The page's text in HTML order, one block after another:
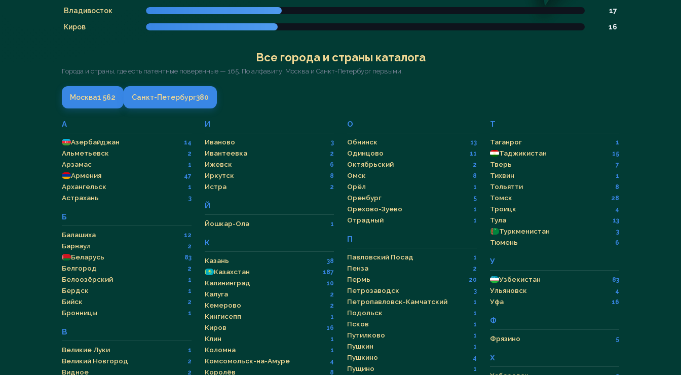
Владивосток
17
Киров
16
Все города и страны каталога
Города и страны, где есть патентные поверенные — 165. По алфавиту; Москва и Санкт-Петербург первыми.
Москва1 562 Санкт-Петербург380
А
Азербайджан 14
Альметьевск 2
Арзамас 1
Армения 47
Архангельск 1
Астрахань 3
Б
Балашиха 12
Барнаул 2
Беларусь 83
Белгород 2
Белоозёрский 1
Бердск 1
Бийск 2
Бронницы 1
В
Великие Луки 1
Великий Новгород 2
Видное 2
И
Иваново 3
Ивантеевка 2
Ижевск 6
Иркутск 8
Истра 2
Й
Йошкар-Ола 1
К
Казань 38
Казахстан 187
Калининград 10
Калуга 2
Кемерово 2
Кингисепп 1
Киров 16
Клин 1
Коломна 1
Комсомольск-на-Амуре 4
Королёв 8
О
Обнинск 13
Одинцово 11
Октябрьский 2
Омск 8
Орёл 1
Оренбург 5
Орехово-Зуево 1
Отрадный 1
П
Павловский Посад 1
Пенза 2
Пермь 20
Петрозаводск 3
Петропавловск-Камчатский 1
Подольск 1
Псков 1
Путилково 1
Пушкин 1
Пушкино 4
Пущино 1
Т
Таганрог 1
Таджикистан 15
Тверь 7
Тихвин 1
Тольятти 8
Томск 28
Троицк 4
Тула 13
Туркменистан 3
Тюмень 6
У
Узбекистан 83
Ульяновск 4
Уфа 16
Ф
Фрязино 5
Х